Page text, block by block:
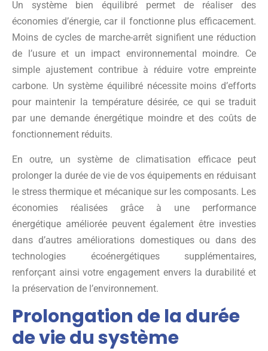
Un système bien équilibré permet de réaliser des
économies d’énergie, car il fonctionne plus efficacement.
Moins de cycles de marche-arrêt signifient une réduction
de l’usure et un impact environnemental moindre. Ce
simple ajustement contribue à réduire votre empreinte
carbone. Un système équilibré nécessite moins d’efforts
pour maintenir la température désirée, ce qui se traduit
par une demande énergétique moindre et des coûts de
fonctionnement réduits.
En outre, un système de climatisation efficace peut
prolonger la durée de vie de vos équipements en réduisant
le stress thermique et mécanique sur les composants. Les
économies réalisées grâce à une performance
énergétique améliorée peuvent également être investies
dans d’autres améliorations domestiques ou dans des
technologies écoénergétiques supplémentaires,
renforçant ainsi votre engagement envers la durabilité et
la préservation de l’environnement.
Prolongation de la durée
de vie du système